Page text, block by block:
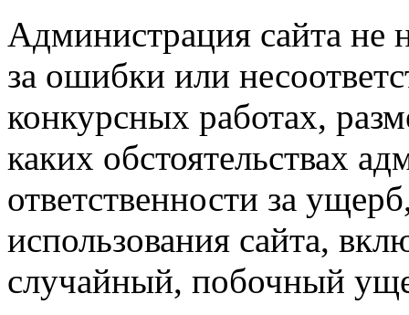
Администрация сайта не
за ошибки или
конкурсных работах,
каких обстоятельствах
ответственности за
использования сайта,
случайный, побочный